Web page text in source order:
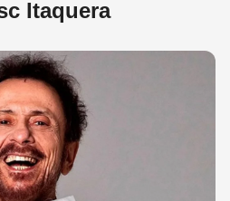
Itaquera